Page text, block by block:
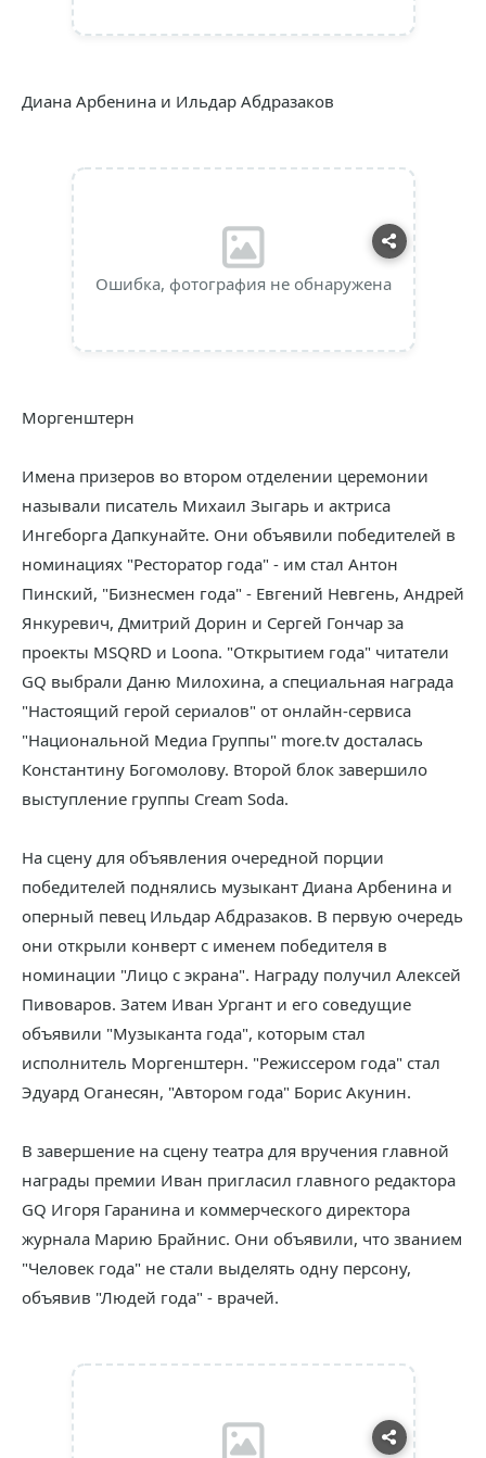
Диана Арбенина и Ильдар Абдразаков
Ошибка, фотография не обнаружена
Моргенштерн
Имена призеров во втором отделении церемонии
называли писатель Михаил Зыгарь и актриса
Ингеборга Дапкунайте. Они объявили победителей в
номинациях "Ресторатор года" - им стал Антон
Пинский, "Бизнесмен года" - Евгений Невгень, Андрей
Янкуревич, Дмитрий Дорин и Сергей Гончар за
проекты MSQRD и Loona. "Открытием года" читатели
GQ выбрали Даню Милохина, а специальная награда
"Настоящий герой сериалов" от онлайн-сервиса
"Национальной Медиа Группы" more.tv досталась
Константину Богомолову. Второй блок завершило
выступление группы Cream Soda.
На сцену для объявления очередной порции
победителей поднялись музыкант Диана Арбенина и
оперный певец Ильдар Абдразаков. В первую очередь
они открыли конверт с именем победителя в
номинации "Лицо с экрана". Награду получил Алексей
Пивоваров. Затем Иван Ургант и его соведущие
объявили "Музыканта года", которым стал
исполнитель Моргенштерн. "Режиссером года" стал
Эдуард Оганесян, "Автором года" Борис Акунин.
В завершение на сцену театра для вручения главной
награды премии Иван пригласил главного редактора
GQ Игоря Гаранина и коммерческого директора
журнала Марию Брайнис. Они объявили, что званием
"Человек года" не стали выделять одну персону,
объявив "Людей года" - врачей.